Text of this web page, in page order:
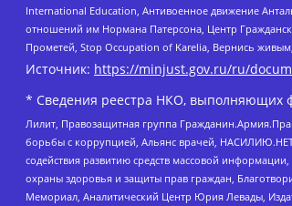
International Education, Антивоенное движение
отношений им Нормана Патерсона, Центр
Прометей, Stop Occupation of Karelia, Вернись
Источник: https://minjust.gov.ru/ru/
* Сведения реестра НКО, выполняющих
Лилит, Правозащитная группа
борьбы с коррупцией, Альянс врачей,
содействия развитию средств массовой
охраны здоровья и защиты прав граждан,
Мемориал, Аналитический Центр Юрия Левады,